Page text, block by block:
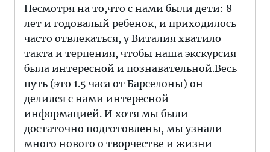
Несмотря на то,что с нами были дети: 8
лет и годовалый ребенок, и приходилось
часто отвлекаться, у Виталия хватило
такта и терпения, чтобы наша экскурсия
была интересной и познавательной.Весь
путь (это 1.5 часа от Барселоны) он
делился с нами интересной
информацией. И хотя мы были
достаточно подготовлены, мы узнали
много нового о творчестве и жизни